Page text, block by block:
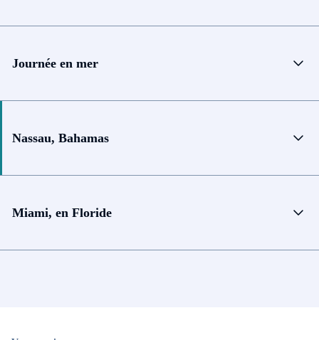
Journée en mer
Nassau, Bahamas
Miami, en Floride